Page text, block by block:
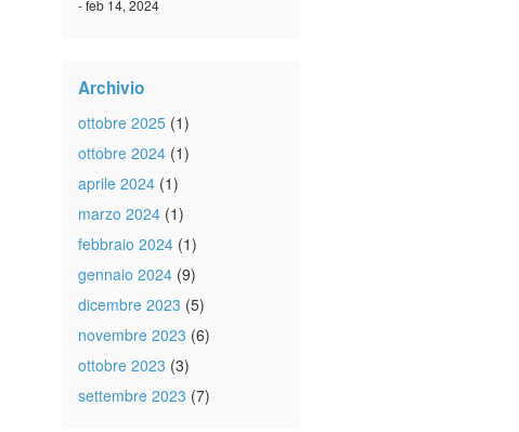
- feb 14, 2024
Archivio
ottobre 2025 (1)
ottobre 2024 (1)
aprile 2024 (1)
marzo 2024 (1)
febbraio 2024 (1)
gennaio 2024 (9)
dicembre 2023 (5)
novembre 2023 (6)
ottobre 2023 (3)
settembre 2023 (7)